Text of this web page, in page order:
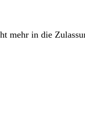
mehr in die